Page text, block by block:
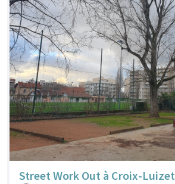
Street Work Out à Croix-Luizet